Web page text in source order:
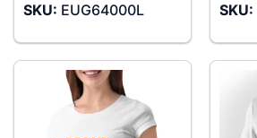
từ
đến
SKU: EUG64000L SKU: